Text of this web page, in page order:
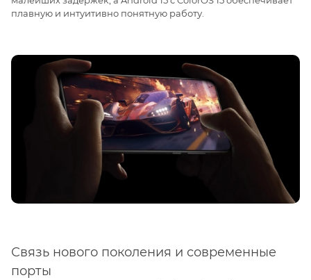
плавную и интуитивно понятную работу.
Связь нового поколения и современные
порты